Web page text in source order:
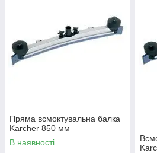
Пряма всмоктувальна балка
Karcher 850 мм
В наявності